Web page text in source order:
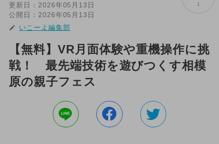
1
更新日： 2026年05月13日
公開日： 2026年05月13日
いこーよ編集部
【無料】VR月面体験や重機操作に挑
戦！ 最先端技術を遊びつくす相模
原の親子フェス